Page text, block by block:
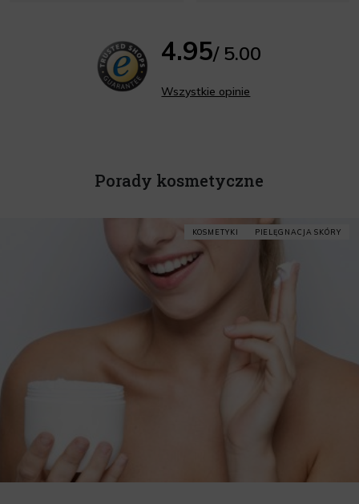
4.95/ 5.00
Wszystkie opinie
Porady kosmetyczne
KOSMETYKI PIELĘGNACJA SKÓRY